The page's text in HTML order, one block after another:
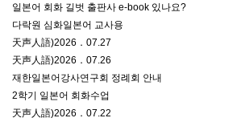
일본어 회화 길벗 출판사 e-book 있나요?
다락원 심화일본어 교사용
天声人語)2026．07.27
天声人語)2026．07.26
재한일본어강사연구회 정례회 안내
2학기 일본어 회화수업
天声人語)2026．07.22